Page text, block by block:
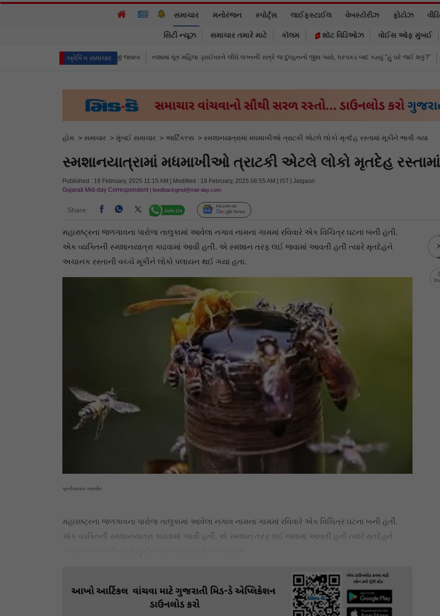
સમાચાર મનોરંજન સ્પોર્ટ્સ લાઈફસ્ટાઈલ વેબસ્ટોરીઝ ફોટોઝ
સિટી ન્યૂઝ સમાચાર તમારે માટે કૉલમ શૉટ વિડિઓઝ વોઈસ ઑફ મુંબઈ
બ્રેકિંગ સમાચાર
આપ્યો રમૂજી જવાબ નશામાં ધૂત મહિલા ડ્રાઈવરને લીધે લગ્નની રાત્રે જ દુલ્હનનો જીવ ગયો, ધરપકડ બાદ કહ્યું “હું ઘરે જઈ શકું?” ‘હું બાબા બાગેશ્વર
હોમ > સમાચાર > મુંબઈ સમાચાર > આર્ટિકલ્સ > સ્મશાનયાત્રામાં મધમાખીઓ ત્રાટકી એટલે લોકો મૃતદેહ રસ્તામાં મૂકીને ભાગી ગયા
સ્મશાનયાત્રામાં મધમાખીઓ ત્રાટકી એટલે લોકો મૃતદેહ
Published : 18 February, 2025 11:15 AM | Modified : 19 February, 2025 06:55 AM | IST | Jalgaon
Gujarati Mid-day Correspondent | feedbackgmd@mid-day.com
Share: Follow Us
મહારાષ્ટ્રના જળગાવના પારોળા તાલુકામાં આવેલા નગાવ નામના ગામમાં રવિવારે એક વિચિત્ર ઘટના બની હતી.
એક વ્યક્તિની સ્મશાનયાત્રા કાઢવામાં આવી હતી. એ સ્મશાન તરફ લઈ જવામાં આવતી હતી ત્યારે મૃતદેહને
અચાનક રસ્તાની વચ્ચે મૂકીને લોકો પલાયન થઈ ગયા હતા.
પ્રતીકાત્મક તસવીર
મહારાષ્ટ્રના જળગાવના પારોળા તાલુકામાં આવેલા નગાવ નામના ગામમાં રવિવારે એક વિચિત્ર ઘટના બની હતી.
એક વ્યક્તિની સ્મશાનયાત્રા કાઢવામાં આવી હતી. એ સ્મશાન તરફ લઈ જવામાં આવતી હતી ત્યારે મૃતદેહને